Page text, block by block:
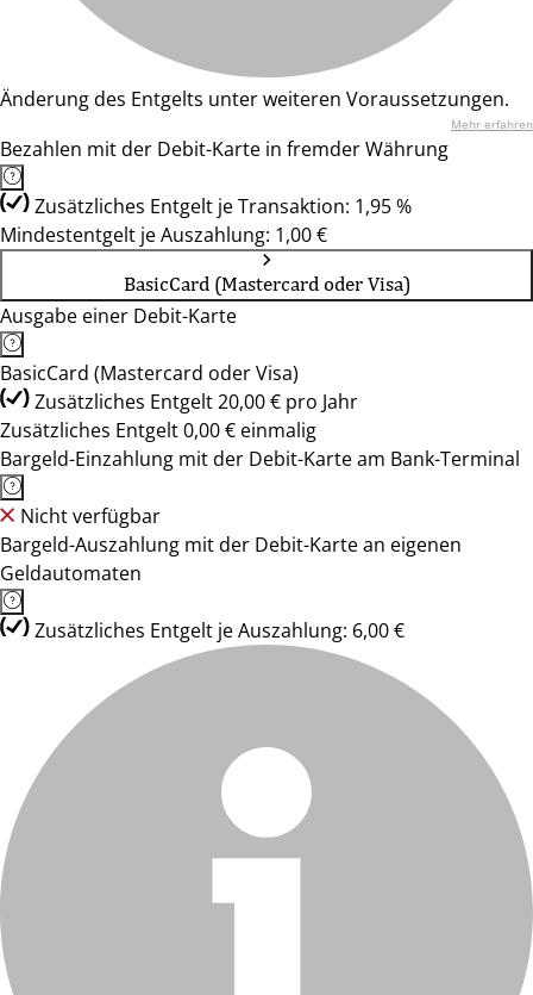
Änderung des Entgelts unter weiteren Voraussetzungen.
Mehr erfahren
Bezahlen mit der Debit-Karte in fremder Währung
Zusätzliches Entgelt je Transaktion: 1,95 %
Mindestentgelt je Auszahlung: 1,00 €
BasicCard (Mastercard oder Visa)
Ausgabe einer Debit-Karte
BasicCard (Mastercard oder Visa)
Zusätzliches Entgelt 20,00 € pro Jahr
Zusätzliches Entgelt 0,00 € einmalig
Bargeld-Einzahlung mit der Debit-Karte am Bank-Terminal
Nicht verfügbar
Bargeld-Auszahlung mit der Debit-Karte an eigenen
Geldautomaten
Zusätzliches Entgelt je Auszahlung: 6,00 €